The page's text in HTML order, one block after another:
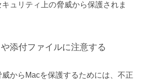
ュリティ上の脅威から保護されま
添付ファイルに注意する
からMacを保護するためには、不正